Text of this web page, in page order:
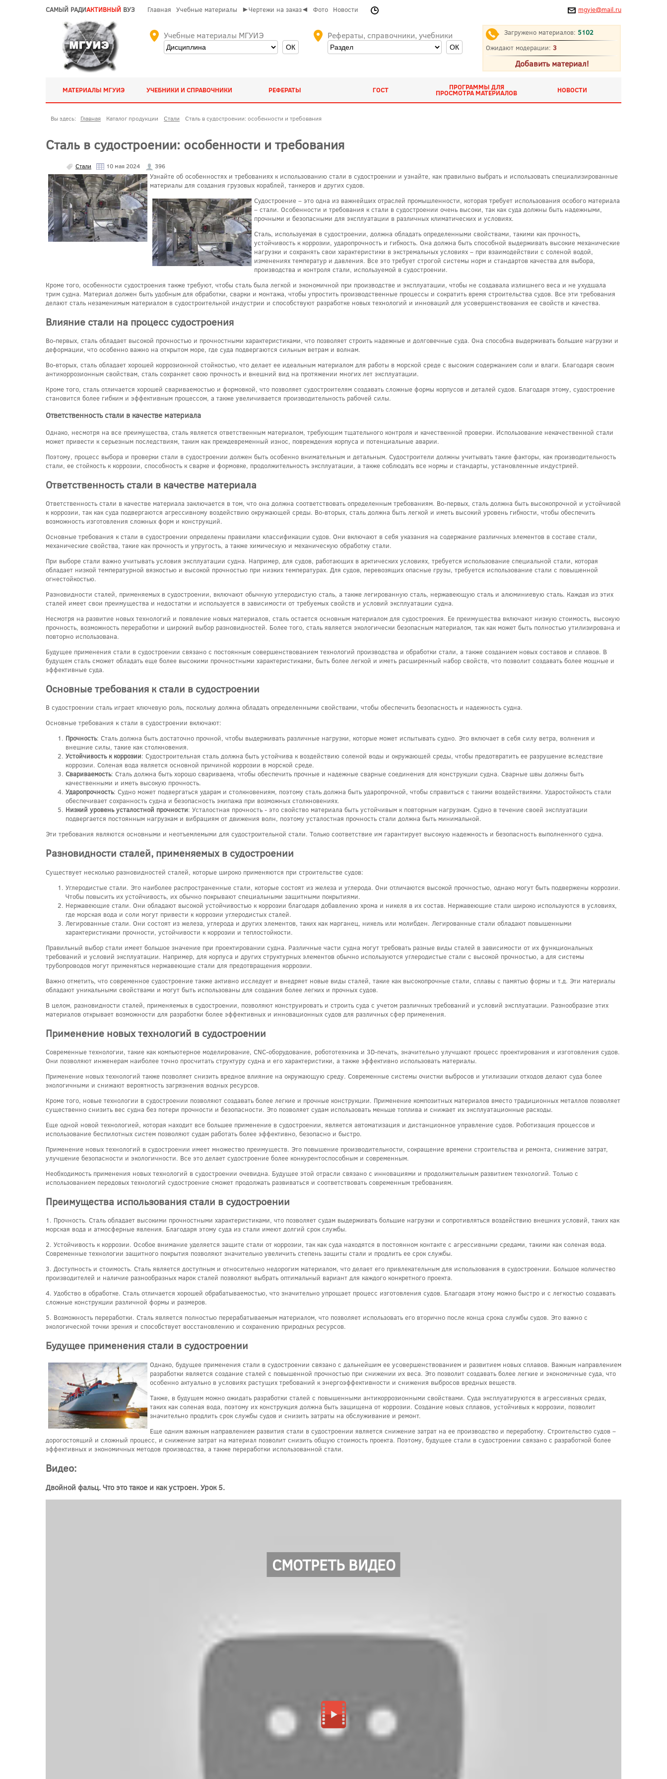
САМЫЙ РАДИАКТИВНЫЙ ВУЗ Главная Учебные материалы ►Чертежи на заказ◄ Фото Новости mgyie@mail.ru
Учебные материалы МГУИЭ Рефераты, справочники, учебники Загружено материалов: 5102
Ожидают модерации: 3
Добавить материал!
МАТЕРИАЛЫ МГУИЭ УЧЕБНИКИ И СПРАВОЧНИКИ РЕФЕРАТЫ ГОСТ ПРОГРАММЫ ДЛЯ
ПРОСМОТРА МАТЕРИАЛОВ НОВОСТИ
Вы здесь: Главная Каталог продукции Стали Сталь в судостроении: особенности и требования
Сталь в судостроении: особенности и требования
Стали 10 мая 2024 396
Узнайте об особенностях и требованиях к использованию стали в судостроении и узнайте, как правильно выбрать и использовать специализированные
материалы для создания грузовых кораблей, танкеров и других судов.
Судостроение – это одна из важнейших отраслей промышленности, которая требует использования особого материала
– стали. Особенности и требования к стали в судостроении очень высоки, так как суда должны быть надежными,
прочными и безопасными для эксплуатации в различных климатических и условиях.
Сталь, используемая в судостроении, должна обладать определенными свойствами, такими как прочность,
устойчивость к коррозии, ударопрочность и гибкость. Она должна быть способной выдерживать высокие механические
нагрузки и сохранять свои характеристики в экстремальных условиях – при взаимодействии с соленой водой,
изменениях температур и давления. Все это требует строгой системы норм и стандартов качества для выбора,
производства и контроля стали, используемой в судостроении.
Кроме того, особенности судостроения также требуют, чтобы сталь была легкой и экономичной при производстве и эксплуатации, чтобы не создавала излишнего веса и не ухудшала
трим судна. Материал должен быть удобным для обработки, сварки и монтажа, чтобы упростить производственные процессы и сократить время строительства судов. Все эти требования
делают сталь незаменимым материалом в судостроительной индустрии и способствуют разработке новых технологий и инноваций для усовершенствования ее свойств и качества.
Влияние стали на процесс судостроения
Во-первых, сталь обладает высокой прочностью и прочностными характеристиками, что позволяет строить надежные и долговечные суда. Она способна выдерживать большие нагрузки и
деформации, что особенно важно на открытом море, где суда подвергаются сильным ветрам и волнам.
Во-вторых, сталь обладает хорошей коррозионной стойкостью, что делает ее идеальным материалом для работы в морской среде с высоким содержанием соли и влаги. Благодаря своим
антикоррозионным свойствам, сталь сохраняет свою прочность и внешний вид на протяжении многих лет эксплуатации.
Кроме того, сталь отличается хорошей свариваемостью и формовкой, что позволяет судостроителям создавать сложные формы корпусов и деталей судов. Благодаря этому, судостроение
становится более гибким и эффективным процессом, а также увеличивается производительность рабочей силы.
Ответственность стали в качестве материала
Однако, несмотря на все преимущества, сталь является ответственным материалом, требующим тщательного контроля и качественной проверки. Использование некачественной стали
может привести к серьезным последствиям, таким как преждевременный износ, повреждения корпуса и потенциальные аварии.
Поэтому, процесс выбора и проверки стали в судостроении должен быть особенно внимательным и детальным. Судостроители должны учитывать такие факторы, как производительность
стали, ее стойкость к коррозии, способность к сварке и формовке, продолжительность эксплуатации, а также соблюдать все нормы и стандарты, установленные индустрией.
Ответственность стали в качестве материала
Ответственность стали в качестве материала заключается в том, что она должна соответствовать определенным требованиям. Во-первых, сталь должна быть высокопрочной и устойчивой
к коррозии, так как суда подвергаются агрессивному воздействию окружающей среды. Во-вторых, сталь должна быть легкой и иметь высокий уровень гибкости, чтобы обеспечить
возможность изготовления сложных форм и конструкций.
Основные требования к стали в судостроении определены правилами классификации судов. Они включают в себя указания на содержание различных элементов в составе стали,
механические свойства, такие как прочность и упругость, а также химическую и механическую обработку стали.
При выборе стали важно учитывать условия эксплуатации судна. Например, для судов, работающих в арктических условиях, требуется использование специальной стали, которая
обладает низкой температурной вязкостью и высокой прочностью при низких температурах. Для судов, перевозящих опасные грузы, требуется использование стали с повышенной
огнестойкостью.
Разновидности сталей, применяемых в судостроении, включают обычную углеродистую сталь, а также легированную сталь, нержавеющую сталь и алюминиевую сталь. Каждая из этих
сталей имеет свои преимущества и недостатки и используется в зависимости от требуемых свойств и условий эксплуатации судна.
Несмотря на развитие новых технологий и появление новых материалов, сталь остается основным материалом для судостроения. Ее преимущества включают низкую стоимость, высокую
прочность, возможность переработки и широкий выбор разновидностей. Более того, сталь является экологически безопасным материалом, так как может быть полностью утилизирована и
повторно использована.
Будущее применения стали в судостроении связано с постоянным совершенствованием технологий производства и обработки стали, а также созданием новых составов и сплавов. В
будущем сталь сможет обладать еще более высокими прочностными характеристиками, быть более легкой и иметь расширенный набор свойств, что позволит создавать более мощные и
эффективные суда.
Основные требования к стали в судостроении
В судостроении сталь играет ключевую роль, поскольку должна обладать определенными свойствами, чтобы обеспечить безопасность и надежность судна.
Основные требования к стали в судостроении включают:
Прочность: Сталь должна быть достаточно прочной, чтобы выдерживать различные нагрузки, которые может испытывать судно. Это включает в себя силу ветра, волнения и
внешние силы, такие как столкновения.
Устойчивость к коррозии: Судостроительная сталь должна быть устойчива к воздействию соленой воды и окружающей среды, чтобы предотвратить ее разрушение вследствие
коррозии. Соленая вода является основной причиной коррозии в морской среде.
Свариваемость: Сталь должна быть хорошо свариваема, чтобы обеспечить прочные и надежные сварные соединения для конструкции судна. Сварные швы должны быть
качественными и иметь высокую прочность.
Ударопрочность: Судно может подвергаться ударам и столкновениям, поэтому сталь должна быть ударопрочной, чтобы справиться с такими воздействиями. Ударостойкость стали
обеспечивает сохранность судна и безопасность экипажа при возможных столкновениях.
Низкий уровень усталостной прочности: Усталостная прочность - это свойство материала быть устойчивым к повторным нагрузкам. Судно в течение своей эксплуатации
подвергается постоянным нагрузкам и вибрациям от движения волн, поэтому усталостная прочность стали должна быть минимальной.
Эти требования являются основными и неотъемлемыми для судостроительной стали. Только соответствие им гарантирует высокую надежность и безопасность выполненного судна.
Разновидности сталей, применяемых в судостроении
Существует несколько разновидностей сталей, которые широко применяются при строительстве судов:
Углеродистые стали. Это наиболее распространенные стали, которые состоят из железа и углерода. Они отличаются высокой прочностью, однако могут быть подвержены коррозии.
Чтобы повысить их устойчивость, их обычно покрывают специальными защитными покрытиями.
Нержавеющие стали. Они обладают высокой устойчивостью к коррозии благодаря добавлению хрома и никеля в их состав. Нержавеющие стали широко используются в условиях,
где морская вода и соли могут привести к коррозии углеродистых сталей.
Легированные стали. Они состоят из железа, углерода и других элементов, таких как марганец, никель или молибден. Легированные стали обладают повышенными
характеристиками прочности, устойчивости к коррозии и теплостойкости.
Правильный выбор стали имеет большое значение при проектировании судна. Различные части судна могут требовать разные виды сталей в зависимости от их функциональных
требований и условий эксплуатации. Например, для корпуса и других структурных элементов обычно используются углеродистые стали с высокой прочностью, а для системы
трубопроводов могут применяться нержавеющие стали для предотвращения коррозии.
Важно отметить, что современное судостроение также активно исследует и внедряет новые виды сталей, такие как высокопрочные стали, сплавы с памятью формы и т.д. Эти материалы
обладают уникальными свойствами и могут быть использованы для создания более легких и прочных судов.
В целом, разновидности сталей, применяемых в судостроении, позволяют конструировать и строить суда с учетом различных требований и условий эксплуатации. Разнообразие этих
материалов открывает возможности для разработки более эффективных и инновационных судов для различных сфер применения.
Применение новых технологий в судостроении
Современные технологии, такие как компьютерное моделирование, CNC-оборудование, робототехника и 3D-печать, значительно улучшают процесс проектирования и изготовления судов.
Они позволяют инженерам наиболее точно просчитать структуру судна и его характеристики, а также эффективно использовать материалы.
Применение новых технологий также позволяет снизить вредное влияние на окружающую среду. Современные системы очистки выбросов и утилизации отходов делают суда более
экологичными и снижают вероятность загрязнения водных ресурсов.
Кроме того, новые технологии в судостроении позволяют создавать более легкие и прочные конструкции. Применение композитных материалов вместо традиционных металлов позволяет
существенно снизить вес судна без потери прочности и безопасности. Это позволяет судам использовать меньше топлива и снижает их эксплуатационные расходы.
Еще одной новой технологией, которая находит все большее применение в судостроении, является автоматизация и дистанционное управление судов. Роботизация процессов и
использование беспилотных систем позволяют судам работать более эффективно, безопасно и быстро.
Применение новых технологий в судостроении имеет множество преимуществ. Это повышение производительности, сокращение времени строительства и ремонта, снижение затрат,
улучшение безопасности и экологичности. Все это делает судостроение более конкурентоспособным и современным.
Необходимость применения новых технологий в судостроении очевидна. Будущее этой отрасли связано с инновациями и продолжительным развитием технологий. Только с
использованием передовых технологий судостроение сможет продолжать развиваться и соответствовать современным требованиям.
Преимущества использования стали в судостроении
1. Прочность. Сталь обладает высокими прочностными характеристиками, что позволяет судам выдерживать большие нагрузки и сопротивляться воздействию внешних условий, таких как
морская вода и атмосферные явления. Благодаря этому суда из стали имеют долгий срок службы.
2. Устойчивость к коррозии. Особое внимание уделяется защите стали от коррозии, так как суда находятся в постоянном контакте с агрессивными средами, такими как соленая вода.
Современные технологии защитного покрытия позволяют значительно увеличить степень защиты стали и продлить ее срок службы.
3. Доступность и стоимость. Сталь является доступным и относительно недорогим материалом, что делает его привлекательным для использования в судостроении. Большое количество
производителей и наличие разнообразных марок сталей позволяют выбрать оптимальный вариант для каждого конкретного проекта.
4. Удобство в обработке. Сталь отличается хорошей обрабатываемостью, что значительно упрощает процесс изготовления судов. Благодаря этому можно быстро и с легкостью создавать
сложные конструкции различной формы и размеров.
5. Возможность переработки. Сталь является полностью перерабатываемым материалом, что позволяет использовать его вторично после конца срока службы судов. Это важно с
экологической точки зрения и способствует восстановлению и сохранению природных ресурсов.
Будущее применения стали в судостроении
Однако, будущее применения стали в судостроении связано с дальнейшим ее усовершенствованием и развитием новых сплавов. Важным направлением
разработки является создание сталей с повышенной прочностью при снижении их веса. Это позволит создавать более легкие и экономичные суда, что
особенно актуально в условиях растущих требований к энергоэффективности и снижения выбросов вредных веществ.
Также, в будущем можно ожидать разработки сталей с повышенными антикоррозионными свойствами. Суда эксплуатируются в агрессивных средах,
таких как соленая вода, поэтому их конструкция должна быть защищена от коррозии. Создание новых сплавов, устойчивых к коррозии, позволит
значительно продлить срок службы судов и снизить затраты на обслуживание и ремонт.
Еще одним важным направлением развития стали в судостроении является снижение затрат на ее производство и переработку. Строительство судов –
дорогостоящий и сложный процесс, и снижение затрат на материал позволит снизить общую стоимость проекта. Поэтому, будущее стали в судостроении связано с разработкой более
эффективных и экономичных методов производства, а также переработки использованной стали.
Видео:
Двойной фальц. Что это такое и как устроен. Урок 5.
СМОТРЕТЬ ВИДЕО